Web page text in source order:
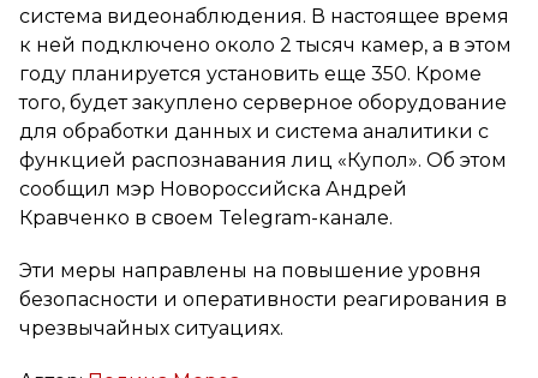
система видеонаблюдения. В настоящее время
к ней подключено около 2 тысяч камер, а в этом
году планируется установить еще 350. Кроме
того, будет закуплено серверное оборудование
для обработки данных и система аналитики с
функцией распознавания лиц «Купол». Об этом
сообщил мэр Новороссийска Андрей
Кравченко в своем Telegram-канале.
Эти меры направлены на повышение уровня
безопасности и оперативности реагирования в
чрезвычайных ситуациях.